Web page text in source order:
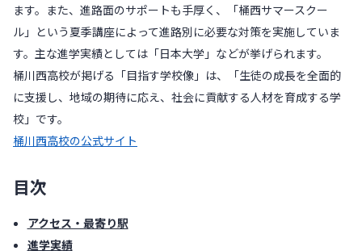
ます。また、進路面のサポートも手厚く、「桶西サマースクー
ル」という夏季講座によって進路別に必要な対策を実施していま
す。主な進学実績としては「日本大学」などが挙げられます。
桶川西高校が掲げる「目指す学校像」は、「生徒の成長を全面的
に支援し、地域の期待に応え、社会に貢献する人材を育成する学
校」です。
桶川西高校の公式サイト
目次
アクセス・最寄り駅
進学実績